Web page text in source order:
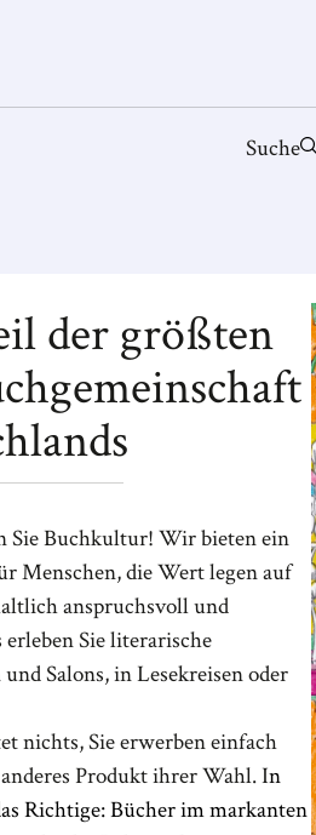
Suche
der größten
Sie Buchkultur! Wir bieten ein
Menschen, die Wert legen auf
anspruchsvoll und
Sie literarische
Salons, in Lesekreisen oder
nichts, Sie erwerben einfach
Produkt ihrer Wahl. In
Richtige: Bücher im markanten